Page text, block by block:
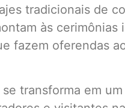
tradicionais de
às
fazem oferendas
transforma em